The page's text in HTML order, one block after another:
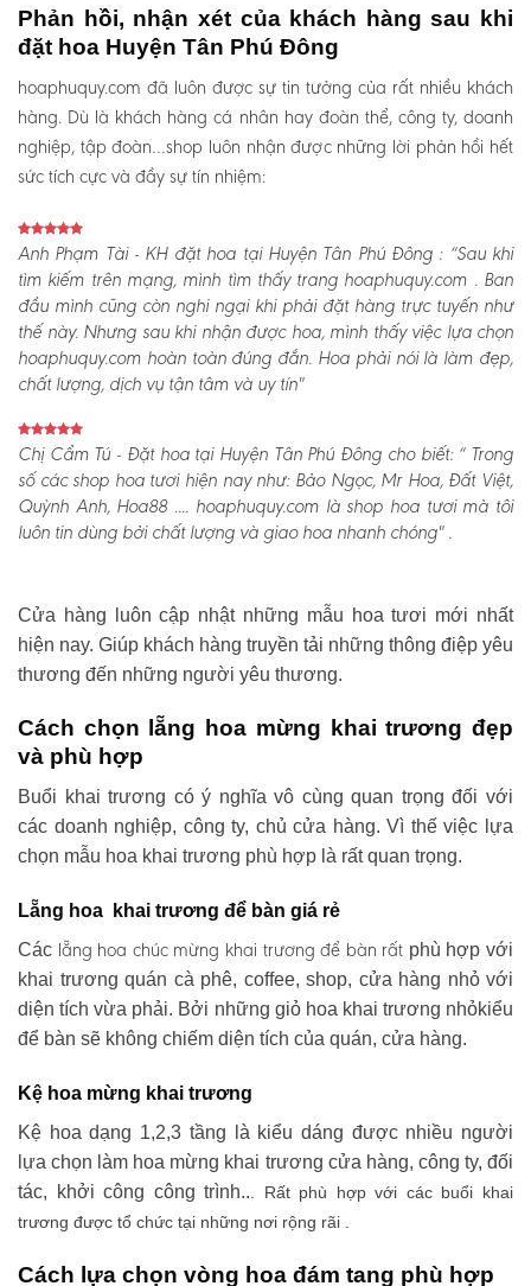
Phản hồi, nhận xét của khách hàng sau khi
đặt hoa Huyện Tân Phú Đông
hoaphuquy.com đã luôn được sự tin tưởng của rất nhiều khách
hàng. Dù là khách hàng cá nhân hay đoàn thể, công ty, doanh
nghiệp, tập đoàn…shop luôn nhận được những lời phản hồi hết
sức tích cực và đầy sự tín nhiệm:
Anh Phạm Tài - KH đặt hoa tại Huyện Tân Phú Đông :“Sau khi
tìm kiếm trên mạng, mình tìm thấy trang hoaphuquy.com . Ban
đầu mình cũng còn nghi ngại khi phải đặt hàng trực tuyến như
thế này. Nhưng sau khi nhận được hoa, mình thấy việc lựa chọn
hoaphuquy.com hoàn toàn đúng đắn. Hoa phải nói là làm đẹp,
chất lượng, dịch vụ tận tâm và uy tín"
Chị Cẩm Tú - Đặt hoa tại Huyện Tân Phú Đông cho biết:“ Trong
số các shop hoa tươi hiện nay như: Bảo Ngọc, Mr Hoa, Đất Việt,
Quỳnh Anh, Hoa88 .... hoaphuquy.com là shop hoa tươi mà tôi
luôn tin dùng bởi chất lượng và giao hoa nhanh chóng" .
Cửa hàng luôn cập nhật những mẫu hoa tươi mới nhất
hiện nay. Giúp khách hàng truyền tải những thông điệp yêu
thương đến những người yêu thương.
Cách chọn lẵng hoa mừng khai trương đẹp
và phù hợp
Buổi khai trương có ý nghĩa vô cùng quan trọng đối với
các doanh nghiệp, công ty, chủ cửa hàng. Vì thế việc lựa
chọn mẫu hoa khai trương phù hợp là rất quan trọng.
Lẵng hoa khai trương để bàn giá rẻ
Các lẵng hoa chúc mừng khai trương để bàn rất phù hợp với
khai trương quán cà phê, coffee, shop, cửa hàng nhỏ với
diện tích vừa phải. Bởi những giỏ hoa khai trương nhỏkiểu
để bàn sẽ không chiếm diện tích của quán, cửa hàng.
Kệ hoa mừng khai trương
Kệ hoa dạng 1,2,3 tầng là kiểu dáng được nhiều người
lựa chọn làm hoa mừng khai trương cửa hàng, công ty, đối
tác, khởi công công trình.. . Rất phù hợp với các buổi khai
trương được tổ chức tại những nơi rộng rãi .
Cách lựa chọn vòng hoa đám tang phù hợp